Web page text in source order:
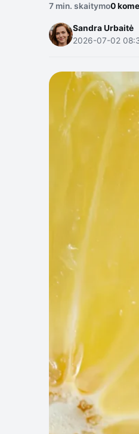
7 min. skaitymo0
Sandra Urbaitė
2026-07-02